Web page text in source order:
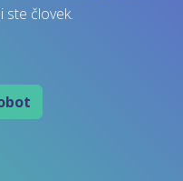
ste človek.